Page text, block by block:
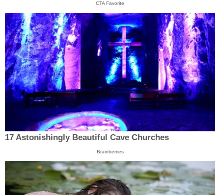
CTA Favorite
17 Astonishingly Beautiful Cave Churches
Brainberries